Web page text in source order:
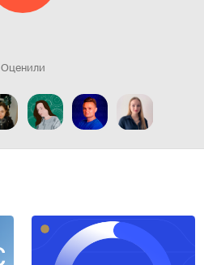
Оценили